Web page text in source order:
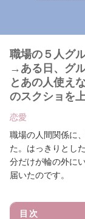
職場の５人グ
→ある日、グ
とあの人使え
のスクショを
恋愛
職場の人間関係に
た。はっきりとし
分だけが輪の外に
届いたのです。
目次